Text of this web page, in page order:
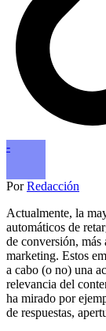
-
PorRedacción
Actualmente, la
automáticos de
de conversión, más
marketing. Estos
a cabo (o no) una
relevancia del
ha mirado por
de respuestas,